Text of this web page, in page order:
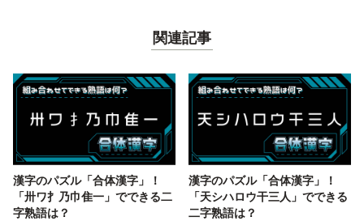
関連記事
漢字のパズル「合体漢字」！
「卅ワ扌乃巾隹一」でできる二
字熟語は？
漢字のパズル「合体漢字」！
「天シハロウ干三人」でできる
二字熟語は？